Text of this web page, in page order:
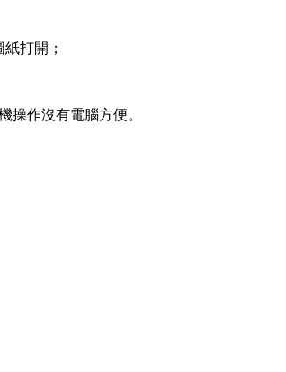
打開；
操作沒有電腦方便。